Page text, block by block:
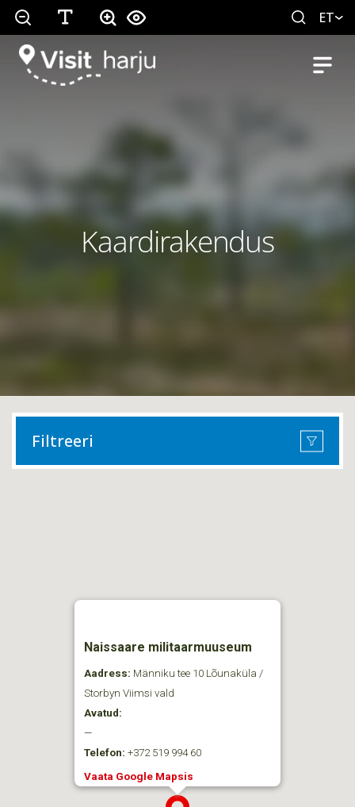
ET
Kaardirakendus
Filtreeri
Naissaare militaarmuuseum
Aadress: Männiku tee 10 Lõunaküla /
Storbyn Viimsi vald
Avatud:
—
Telefon: +372 519 994 60
Vaata Google Mapsis